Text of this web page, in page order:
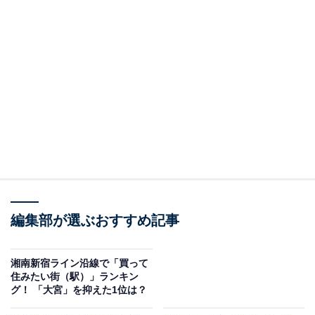
編集部が選ぶおすすめ記事
湘南新宿ライン沿線で「買って
住みたい街（駅）」ランキン
グ！ 「大宮」を抑えた1位は？